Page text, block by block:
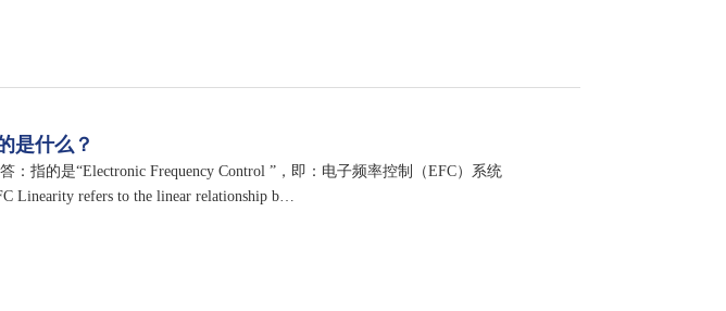
是什么？
指的是“Electronic Frequency Control ”，即：电子频率控制（EFC）系统
Linearity refers to the linear relationship b…